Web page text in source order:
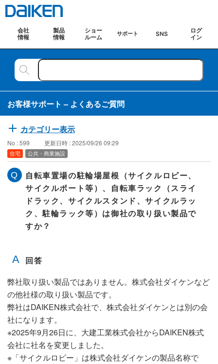
会社
情報
製品
情報
ショー
ルーム
サポート SNS
ログ
イン
お客様サポート – よくあるご質問
カテゴリー表示
No : 599 更新日時 : 2025/09/26 09:29
住宅 公共・商業施設
自転車置場の駐輪場屋根（サイクルロビー、
サイクルポート等）、自転車ラック（スライ
ドラック、サイクルスタンド、サイクルラッ
ク、駐輪ラック等）は御社の取り扱い製品で
すか？
弊社取り扱い製品ではありません。株式会社ダイケンなど
の他社様の取り扱い製品です。
弊社はDAIKEN株式会社で、株式会社ダイケンとは別の会
社になります。
※2025年9月26日に、大建工業株式会社からDAIKEN株式
会社に社名を変更しました。
※「サイクルロビー」は株式会社ダイケンの製品名称で